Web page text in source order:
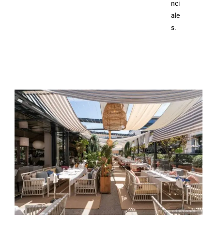
nci
ale
s.